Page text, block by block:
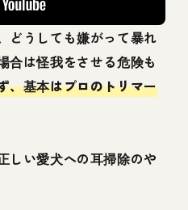
どうしても嫌がって暴れ
合は怪我をさせる危険も
、基本はプロのトリマー
しい愛犬への耳掃除のや